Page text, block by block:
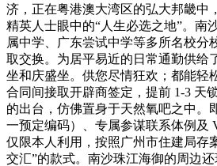
济，正在粤港澳大湾区的弘大邦畿中
精英人士眼中的“人生必选之地”。南
属中学、广东尝试中学等多所名校分
取交换。为居平易近的日常通勤供给
坐和庆盛坐。供您尽情狂欢；都能轻
合同间接取开辟商签定，提前 1-3 天
的出台，仿佛置身于天然氧吧之中。
一预定编码）、专属参谋联系体例及
仅限本人利用，按照广州市住建局存
交汇”的款式。南沙珠江海御的周边